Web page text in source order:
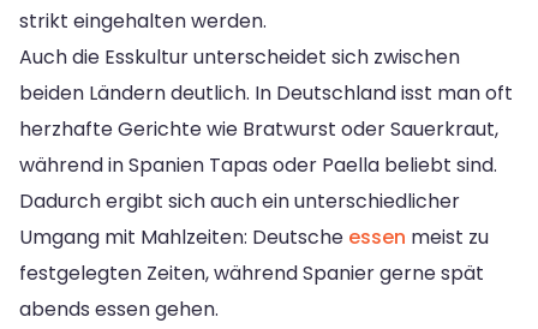
strikt eingehalten werden.
Auch die Esskultur unterscheidet sich zwischen
beiden Ländern deutlich. In Deutschland isst man oft
herzhafte Gerichte wie Bratwurst oder Sauerkraut,
während in Spanien Tapas oder Paella beliebt sind.
Dadurch ergibt sich auch ein unterschiedlicher
Umgang mit Mahlzeiten: Deutsche essen meist zu
festgelegten Zeiten, während Spanier gerne spät
abends essen gehen.